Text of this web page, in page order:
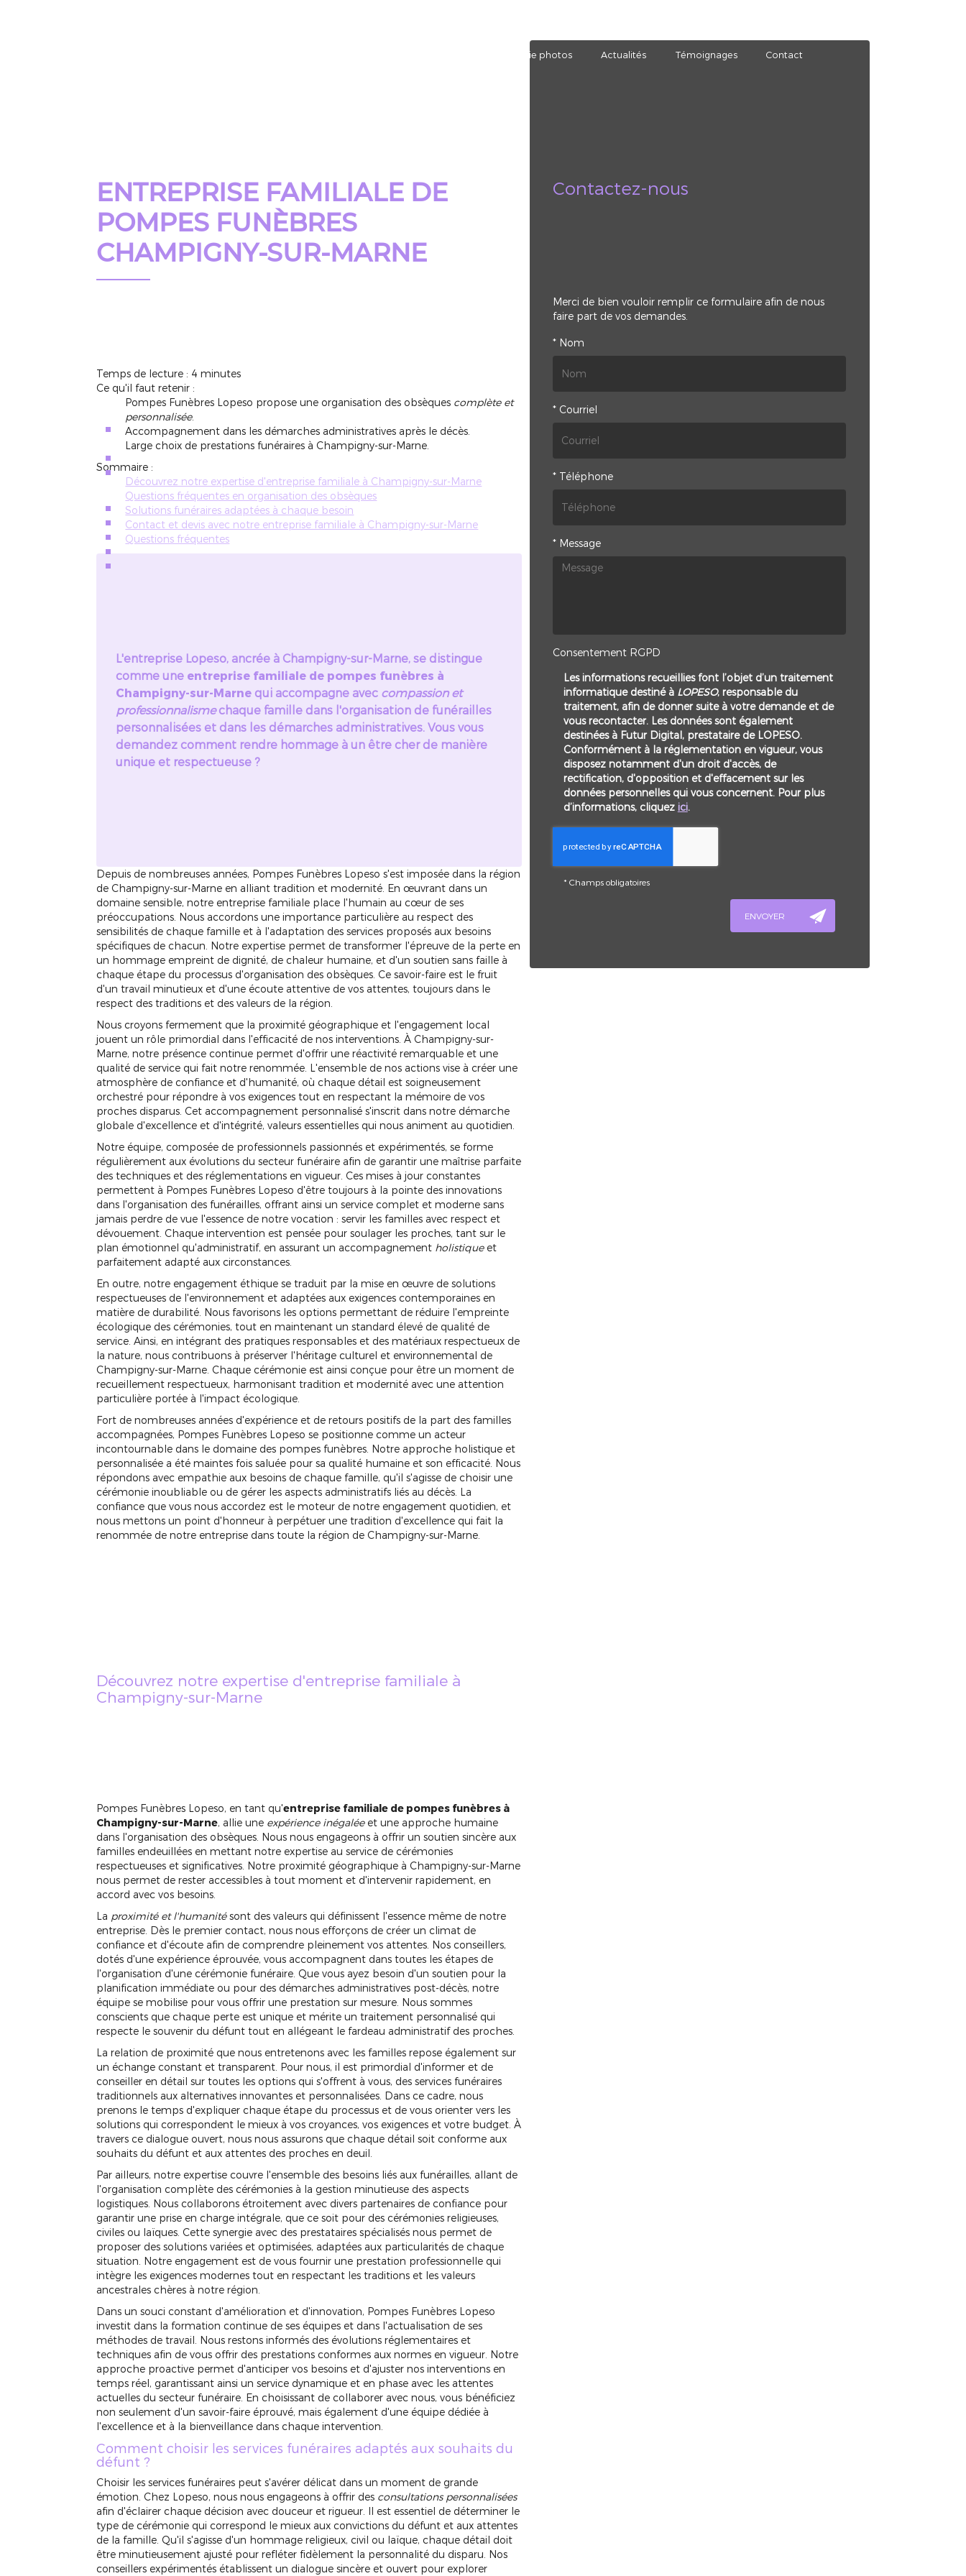
Galerie photos Actualités Témoignages Contact
APPELEZ-NOUS
ENTREPRISE FAMILIALE DE
POMPES FUNÈBRES
CHAMPIGNY-SUR-MARNE
Temps de lecture : 4 minutes
Ce qu'il faut retenir :
Pompes Funèbres Lopeso propose une organisation des obsèques complète et
personnalisée.
Accompagnement dans les démarches administratives après le décès.
Large choix de prestations funéraires à Champigny-sur-Marne.
Sommaire :
Découvrez notre expertise d'entreprise familiale à Champigny-sur-Marne
Questions fréquentes en organisation des obsèques
Solutions funéraires adaptées à chaque besoin
Contact et devis avec notre entreprise familiale à Champigny-sur-Marne
Questions fréquentes
L'entreprise Lopeso, ancrée à Champigny-sur-Marne, se distingue
comme une entreprise familiale de pompes funèbres à
Champigny-sur-Marne qui accompagne avec compassion et
professionnalismechaque famille dans l'organisation de funérailles
personnalisées et dans les démarches administratives. Vous vous
demandez comment rendre hommage à un être cher de manière
unique et respectueuse ?
Depuis de nombreuses années, Pompes Funèbres Lopeso s'est imposée dans la région
de Champigny-sur-Marne en alliant tradition et modernité. En œuvrant dans un
domaine sensible, notre entreprise familiale place l'humain au cœur de ses
préoccupations. Nous accordons une importance particulière au respect des
sensibilités de chaque famille et à l'adaptation des services proposés aux besoins
spécifiques de chacun. Notre expertise permet de transformer l'épreuve de la perte en
un hommage empreint de dignité, de chaleur humaine, et d'un soutien sans faille à
chaque étape du processus d'organisation des obsèques. Ce savoir-faire est le fruit
d'un travail minutieux et d'une écoute attentive de vos attentes, toujours dans le
respect des traditions et des valeurs de la région.
Nous croyons fermement que la proximité géographique et l'engagement local
jouent un rôle primordial dans l'efficacité de nos interventions. À Champigny-sur-
Marne, notre présence continue permet d'offrir une réactivité remarquable et une
qualité de service qui fait notre renommée. L'ensemble de nos actions vise à créer une
atmosphère de confiance et d'humanité, où chaque détail est soigneusement
orchestré pour répondre à vos exigences tout en respectant la mémoire de vos
proches disparus. Cet accompagnement personnalisé s'inscrit dans notre démarche
globale d'excellence et d'intégrité, valeurs essentielles qui nous animent au quotidien.
Notre équipe, composée de professionnels passionnés et expérimentés, se forme
régulièrement aux évolutions du secteur funéraire afin de garantir une maîtrise parfaite
des techniques et des réglementations en vigueur. Ces mises à jour constantes
permettent à Pompes Funèbres Lopeso d'être toujours à la pointe des innovations
dans l'organisation des funérailles, offrant ainsi un service complet et moderne sans
jamais perdre de vue l'essence de notre vocation : servir les familles avec respect et
dévouement. Chaque intervention est pensée pour soulager les proches, tant sur le
plan émotionnel qu'administratif, en assurant un accompagnement holistiqueet
parfaitement adapté aux circonstances.
En outre, notre engagement éthique se traduit par la mise en œuvre de solutions
respectueuses de l'environnement et adaptées aux exigences contemporaines en
matière de durabilité. Nous favorisons les options permettant de réduire l'empreinte
écologique des cérémonies, tout en maintenant un standard élevé de qualité de
service. Ainsi, en intégrant des pratiques responsables et des matériaux respectueux de
la nature, nous contribuons à préserver l'héritage culturel et environnemental de
Champigny-sur-Marne. Chaque cérémonie est ainsi conçue pour être un moment de
recueillement respectueux, harmonisant tradition et modernité avec une attention
particulière portée à l'impact écologique.
Fort de nombreuses années d'expérience et de retours positifs de la part des familles
accompagnées, Pompes Funèbres Lopeso se positionne comme un acteur
incontournable dans le domaine des pompes funèbres. Notre approche holistique et
personnalisée a été maintes fois saluée pour sa qualité humaine et son efficacité. Nous
répondons avec empathie aux besoins de chaque famille, qu'il s'agisse de choisir une
cérémonie inoubliable ou de gérer les aspects administratifs liés au décès. La
confiance que vous nous accordez est le moteur de notre engagement quotidien, et
nous mettons un point d'honneur à perpétuer une tradition d'excellence qui fait la
renommée de notre entreprise dans toute la région de Champigny-sur-Marne.
Découvrez notre expertise d'entreprise familiale à
Champigny-sur-Marne
Pompes Funèbres Lopeso, en tant qu'entreprise familiale de pompes funèbres à
Champigny-sur-Marne, allie une expérience inégaléeet une approche humaine
dans l'organisation des obsèques. Nous nous engageons à offrir un soutien sincère aux
familles endeuillées en mettant notre expertise au service de cérémonies
respectueuses et significatives. Notre proximité géographique à Champigny-sur-Marne
nous permet de rester accessibles à tout moment et d'intervenir rapidement, en
accord avec vos besoins.
La proximité et l'humanitésont des valeurs qui définissent l'essence même de notre
entreprise. Dès le premier contact, nous nous efforçons de créer un climat de
confiance et d'écoute afin de comprendre pleinement vos attentes. Nos conseillers,
dotés d'une expérience éprouvée, vous accompagnent dans toutes les étapes de
l'organisation d'une cérémonie funéraire. Que vous ayez besoin d'un soutien pour la
planification immédiate ou pour des démarches administratives post-décès, notre
équipe se mobilise pour vous offrir une prestation sur mesure. Nous sommes
conscients que chaque perte est unique et mérite un traitement personnalisé qui
respecte le souvenir du défunt tout en allégeant le fardeau administratif des proches.
La relation de proximité que nous entretenons avec les familles repose également sur
un échange constant et transparent. Pour nous, il est primordial d'informer et de
conseiller en détail sur toutes les options qui s'offrent à vous, des services funéraires
traditionnels aux alternatives innovantes et personnalisées. Dans ce cadre, nous
prenons le temps d'expliquer chaque étape du processus et de vous orienter vers les
solutions qui correspondent le mieux à vos croyances, vos exigences et votre budget. À
travers ce dialogue ouvert, nous nous assurons que chaque détail soit conforme aux
souhaits du défunt et aux attentes des proches en deuil.
Par ailleurs, notre expertise couvre l'ensemble des besoins liés aux funérailles, allant de
l'organisation complète des cérémonies à la gestion minutieuse des aspects
logistiques. Nous collaborons étroitement avec divers partenaires de confiance pour
garantir une prise en charge intégrale, que ce soit pour des cérémonies religieuses,
civiles ou laïques. Cette synergie avec des prestataires spécialisés nous permet de
proposer des solutions variées et optimisées, adaptées aux particularités de chaque
situation. Notre engagement est de vous fournir une prestation professionnelle qui
intègre les exigences modernes tout en respectant les traditions et les valeurs
ancestrales chères à notre région.
Dans un souci constant d'amélioration et d'innovation, Pompes Funèbres Lopeso
investit dans la formation continue de ses équipes et dans l'actualisation de ses
méthodes de travail. Nous restons informés des évolutions réglementaires et
techniques afin de vous offrir des prestations conformes aux normes en vigueur. Notre
approche proactive permet d'anticiper vos besoins et d'ajuster nos interventions en
temps réel, garantissant ainsi un service dynamique et en phase avec les attentes
actuelles du secteur funéraire. En choisissant de collaborer avec nous, vous bénéficiez
non seulement d'un savoir-faire éprouvé, mais également d'une équipe dédiée à
l'excellence et à la bienveillance dans chaque intervention.
Comment choisir les services funéraires adaptés aux souhaits du
défunt ?
Choisir les services funéraires peut s'avérer délicat dans un moment de grande
émotion. Chez Lopeso, nous nous engageons à offrir des consultations personnalisées
afin d'éclairer chaque décision avec douceur et rigueur. Il est essentiel de déterminer le
type de cérémonie qui correspond le mieux aux convictions du défunt et aux attentes
de la famille. Qu'il s'agisse d'un hommage religieux, civil ou laïque, chaque détail doit
être minutieusement ajusté pour refléter fidèlement la personnalité du disparu. Nos
conseillers expérimentés établissent un dialogue sincère et ouvert pour explorer
Contactez-nous
Merci de bien vouloir remplir ce formulaire afin de nous
faire part de vos demandes.
* Nom
* Courriel
* Téléphone
* Message
Consentement RGPD
Les informations recueillies font l’objet d’un traitement
informatique destiné àLOPESO, responsable du
traitement, afin de donner suite à votre demande et de
vous recontacter. Les données sont également
destinées à Futur Digital, prestataire de LOPESO.
Conformément à la réglementation en vigueur, vous
disposez notamment d'un droit d'accès, de
rectification, d'opposition et d'effacement sur les
données personnelles qui vous concernent. Pour plus
d’informations, cliquez ici.
* Champs obligatoires